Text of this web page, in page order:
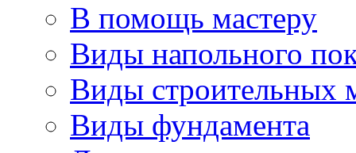
В помощь мастеру
Виды напольного
Виды строительных
Виды фундамента